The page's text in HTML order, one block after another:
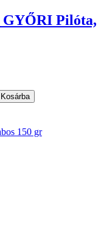
GYŐRI Pilóta,
Kosárba